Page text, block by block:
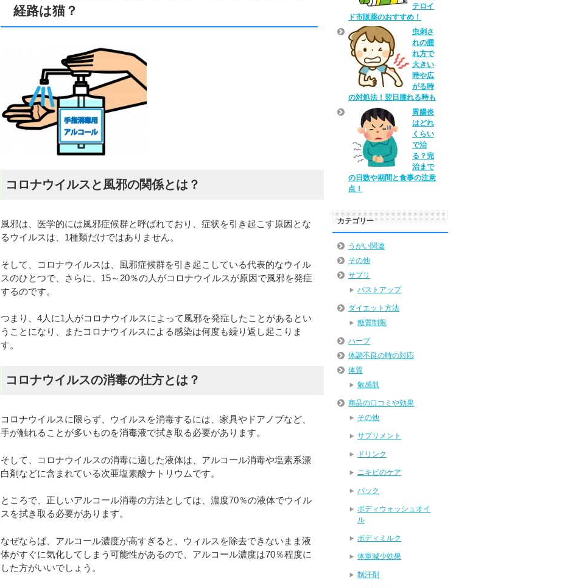
経路は猫？
コロナウイルスと風邪の関係とは？
風邪は、医学的には風邪症候群と呼ばれており、症状を引き起こす原因とな
るウイルスは、1種類だけではありません。
そして、コロナウイルスは、風邪症候群を引き起こしている代表的なウイル
スのひとつで、さらに、15～20％の人がコロナウイルスが原因で風邪を発症
するのです。
つまり、4人に1人がコロナウイルスによって風邪を発症したことがあるとい
うことになり、またコロナウイルスによる感染は何度も繰り返し起こりま
す。
コロナウイルスの消毒の仕方とは？
コロナウイルスに限らず、ウイルスを消毒するには、家具やドアノブなど、
手が触れることが多いものを消毒液で拭き取る必要があります。
そして、コロナウイルスの消毒に適した液体は、アルコール消毒や塩素系漂
白剤などに含まれている次亜塩素酸ナトリウムです。
ところで、正しいアルコール消毒の方法としては、濃度70％の液体でウイル
スを拭き取る必要があります。
なぜならば、アルコール濃度が高すぎると、ウィルスを除去できないまま液
体がすぐに気化してしまう可能性があるので、アルコール濃度は70％程度に
した方がいいでしょう。
テロイ
ド市販薬のおすすめ！
虫刺さ
れの腫
れ方で
大きい
時や広
がる時
の対処法！翌日腫れる時も
胃腸炎
はどれ
くらい
で治
る？完
治まで
の日数や期間と食事の注意
点！
カテゴリー
うがい関連
その他
サプリ
バストアップ
ダイエット方法
糖質制限
ハーブ
体調不良の時の対応
体質
敏感肌
商品の口コミや効果
その他
サプリメント
ドリンク
ニキビのケア
パック
ボディウォッシュオイ
ル
ボディミルク
体重減少効果
制汗剤